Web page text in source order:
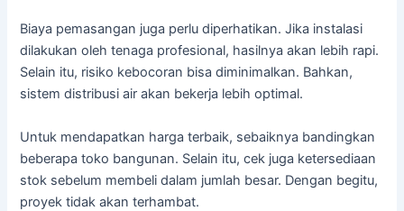
Biaya pemasangan juga perlu diperhatikan. Jika instalasi
dilakukan oleh tenaga profesional, hasilnya akan lebih rapi.
Selain itu, risiko kebocoran bisa diminimalkan. Bahkan,
sistem distribusi air akan bekerja lebih optimal.
Untuk mendapatkan harga terbaik, sebaiknya bandingkan
beberapa toko bangunan. Selain itu, cek juga ketersediaan
stok sebelum membeli dalam jumlah besar. Dengan begitu,
proyek tidak akan terhambat.